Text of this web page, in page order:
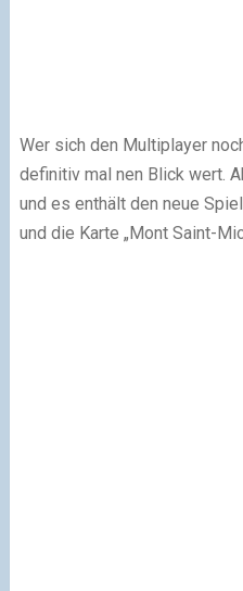
Wer sich den Multiplayer
definitiv mal nen Blick wert.
und es enthält den neue
und die Karte „Mont Saint-